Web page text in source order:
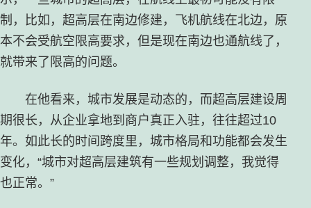
制，比如，超高层在南边修建，飞机航线在北边，原
本不会受航空限高要求，但是现在南边也通航线了，
就带来了限高的问题。
在他看来，城市发展是动态的，而超高层建设周
期很长，从企业拿地到商户真正入驻，往往超过10
年。如此长的时间跨度里，城市格局和功能都会发生
变化，“城市对超高层建筑有一些规划调整，我觉得
也正常。”